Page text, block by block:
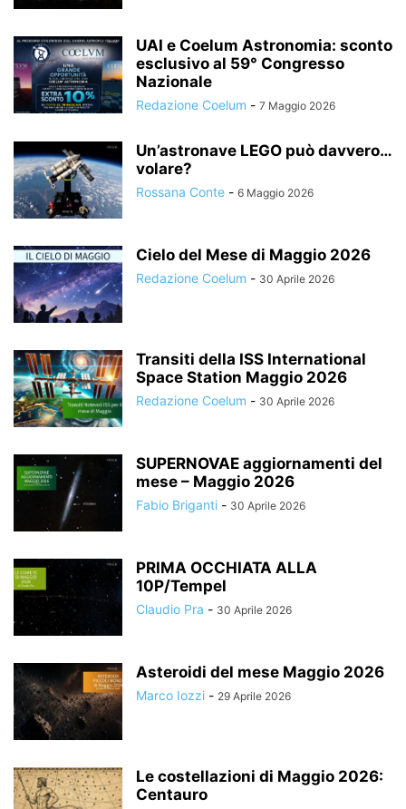
UAI e Coelum Astronomia: sconto
esclusivo al 59° Congresso
Nazionale
Redazione Coelum - 7 Maggio 2026
Un’astronave LEGO può davvero…
volare?
Rossana Conte - 6 Maggio 2026
Cielo del Mese di Maggio 2026
Redazione Coelum - 30 Aprile 2026
Transiti della ISS International
Space Station Maggio 2026
Redazione Coelum - 30 Aprile 2026
SUPERNOVAE aggiornamenti del
mese – Maggio 2026
Fabio Briganti - 30 Aprile 2026
PRIMA OCCHIATA ALLA
10P/Tempel
Claudio Pra - 30 Aprile 2026
Asteroidi del mese Maggio 2026
Marco Iozzi - 29 Aprile 2026
Le costellazioni di Maggio 2026:
Centauro